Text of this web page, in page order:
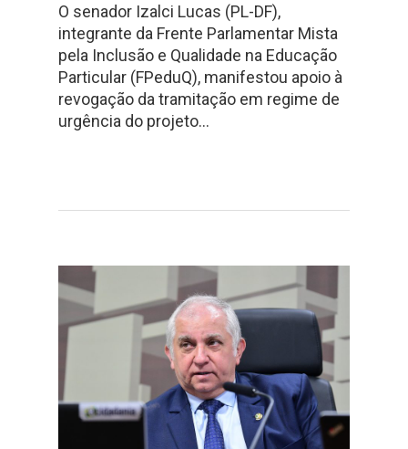
O senador Izalci Lucas (PL-DF),
integrante da Frente Parlamentar Mista
pela Inclusão e Qualidade na Educação
Particular (FPeduQ), manifestou apoio à
revogação da tramitação em regime de
urgência do projeto…